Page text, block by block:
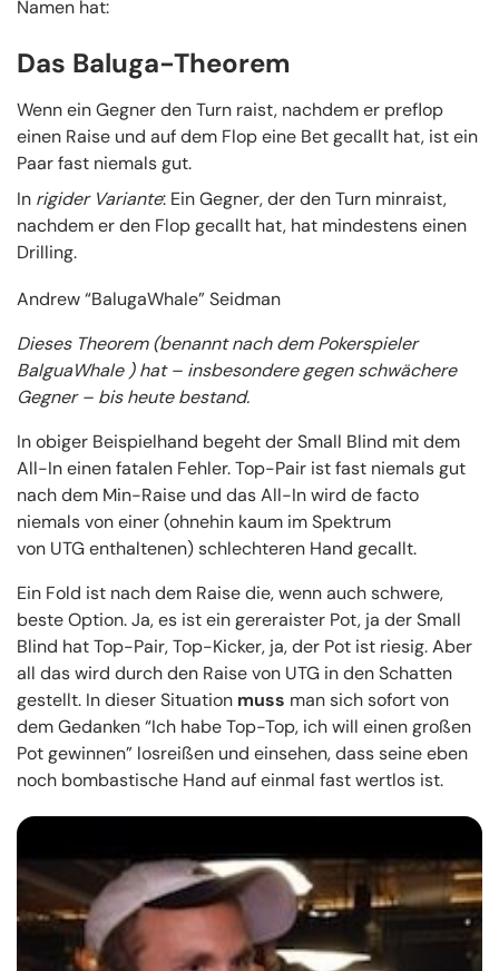
Namen hat:
Das Baluga-Theorem
Wenn ein Gegner den Turn raist, nachdem er preflop
einen Raise und auf dem Flop eine Bet gecallt hat, ist ein
Paar fast niemals gut.
In rigider Variante: Ein Gegner, der den Turn minraist,
nachdem er den Flop gecallt hat, hat mindestens einen
Drilling.
Andrew “BalugaWhale” Seidman
Dieses Theorem (benannt nach dem Pokerspieler
BalguaWhale ) hat – insbesondere gegen schwächere
Gegner – bis heute bestand.
In obiger Beispielhand begeht der Small Blind mit dem
All-In einen fatalen Fehler. Top-Pair ist fast niemals gut
nach dem Min-Raise und das All-In wird de facto
niemals von einer (ohnehin kaum im Spektrum
von UTG enthaltenen) schlechteren Hand gecallt.
Ein Fold ist nach dem Raise die, wenn auch schwere,
beste Option. Ja, es ist ein gereraister Pot, ja der Small
Blind hat Top-Pair, Top-Kicker, ja, der Pot ist riesig. Aber
all das wird durch den Raise von UTG in den Schatten
gestellt. In dieser Situation muss man sich sofort von
dem Gedanken “Ich habe Top-Top, ich will einen großen
Pot gewinnen” losreißen und einsehen, dass seine eben
noch bombastische Hand auf einmal fast wertlos ist.